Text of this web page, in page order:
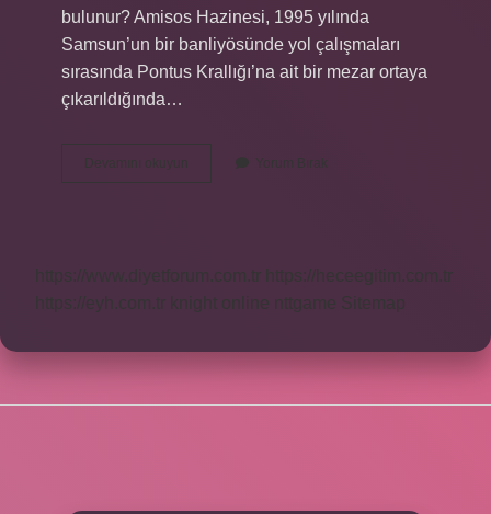
bulunur? Amisos Hazinesi, 1995 yılında
Samsun’un bir banliyösünde yol çalışmaları
sırasında Pontus Krallığı’na ait bir mezar ortaya
çıkarıldığında…
Devamını okuyun
Tepesinde
Yorum Bırak
https://www.diyetforum.com.tr
https://heceegitim.com.tr
https://eyh.com.tr
knight online nttgame Sitemap